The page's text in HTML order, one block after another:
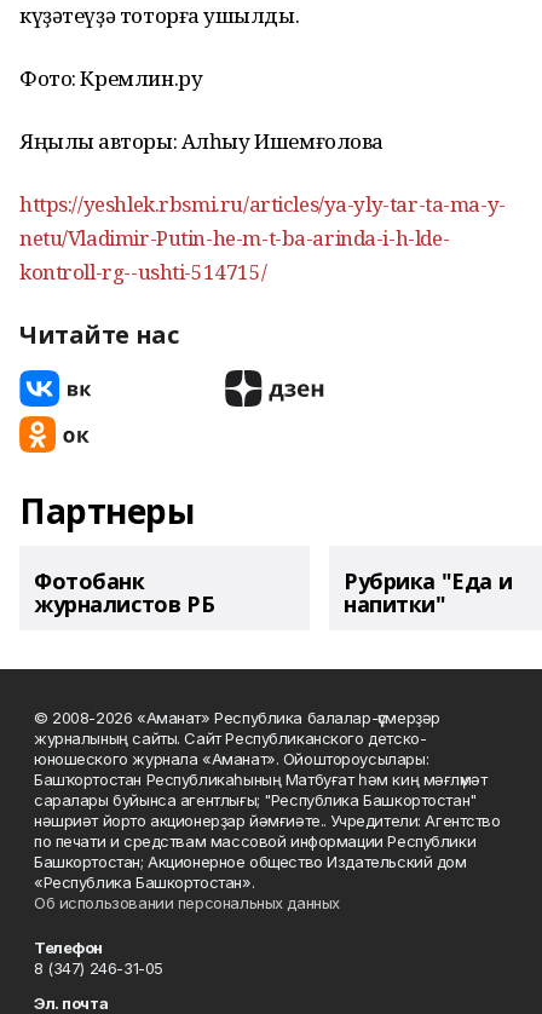
күҙəтеүҙə тоторға ҡушылды.
Фото: Кремлин.ру
Яңылыҡ авторы: Алһыу Ишемғолова
https://yeshlek.rbsmi.ru/articles/ya-yly-tar-ta-ma-y-
netu/Vladimir-Putin-he-m-t-ba-arinda-i-h-lde-
kontroll-rg--ushti-514715/
Читайте нас
Партнеры
Фотобанк
журналистов РБ
Рубрика "Еда и
напитки"
© 2008-2026 «Аманат» Республика балалар-үҫмерҙәр
журналының сайты. Сайт Республиканского детско-
юношеского журнала «Аманат». Ойоштороусылары:
Башҡортостан Республикаһының Матбуғат һәм киң мәғлүмәт
саралары буйынса агентлығы; "Республика Башкортостан"
нәшриәт йорто акционерҙар йәмғиәте.. Учредители: Агентство
по печати и средствам массовой информации Республики
Башкортостан; Акционерное общество Издательский дом
«Республика Башкортостан».
Об использовании персональных данных
Телефон
8 (347) 246-31-05
Эл. почта